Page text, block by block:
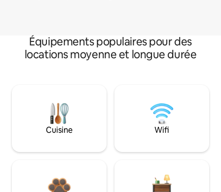
Équipements populaires pour des
locations moyenne et longue durée
Cuisine Wifi